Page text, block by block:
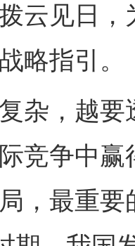
云见日
略指引。
，越要
竞争中
，最重